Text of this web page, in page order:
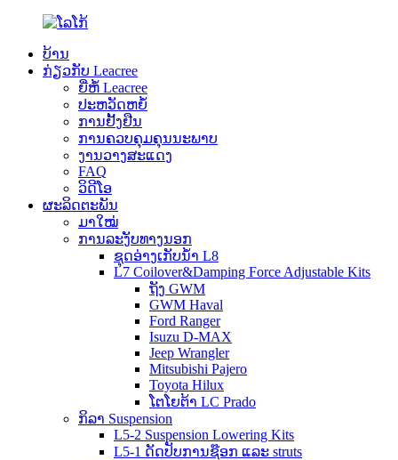
ບ້ານ
ກ່ຽວກັບ Leacree
ຍີ່ຫໍ້ Leacree
ປະຫວັດຫຍໍ້
ການຢັ້ງຢືນ
ການຄວບຄຸມຄຸນນະພາບ
ງານວາງສະແດງ
FAQ
ວິດີໂອ
ຜະລິດຕະພັນ
ມາໃໝ່
ການລະງັບທາງນອກ
ຊຸດອ່າງເກັບນ້ຳ L8
L7 Coilover&Damping Force Adjustable Kits
ຖັງ GWM
GWM Haval
Ford Ranger
Isuzu D-MAX
Jeep Wrangler
Mitsubishi Pajero
Toyota Hilux
ໂຕໂຍຕ້າ LC Prado
ກິລາ Suspension
L5-2 Suspension Lowering Kits
L5-1 ດັດປັບການຊ໊ອກ ແລະ struts